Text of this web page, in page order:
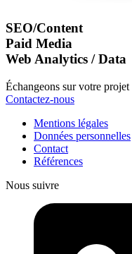
SEO/Content
Paid Media
Web Analytics / Data
Échangeons sur votre projet
Contactez-nous
Mentions légales
Données personnelles
Contact
Références
Nous suivre